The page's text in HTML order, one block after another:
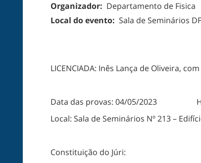
Organizador: Departamento de Fisica
Local do evento: Sala de Seminários
LICENCIADA: Inês Lança de Oliveira,
Data das provas: 04/05/2023
Local: Sala de Seminários Nº 213 –
Constituição do Júri: